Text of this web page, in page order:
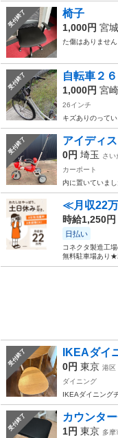
受付終了 椅子
1,000円 宮城
た傷はありませ
受付終了 自転車２
1,000円 宮崎
26インチ
キズありのって
受付終了 アイディ
0円 埼玉 さい
カーポート
内に置いていま
≪月収22万
時給1,250円
日払い
コネクタ製造工
無料駐車場あり★
受付終了 IKEAダイ
0円 東京 港区
ダイニング
IKEAダイニング
受付終了 カウンタ
1円 東京 多摩